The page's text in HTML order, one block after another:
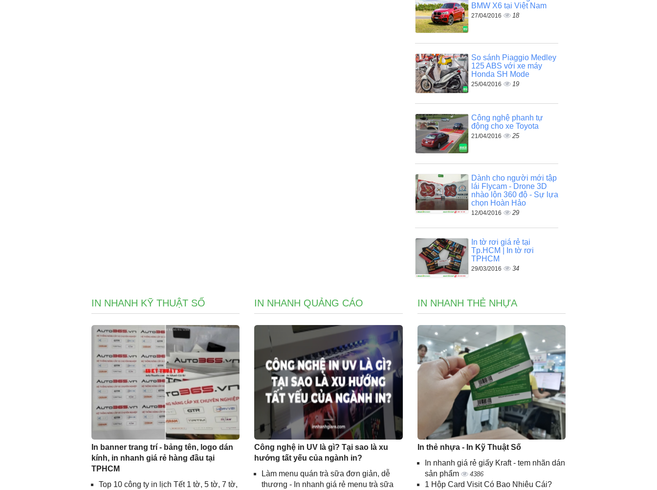
BMW X6 tại Việt Nam
27/04/2016 18
So sánh Piaggio Medley
125 ABS với xe máy
Honda SH Mode
25/04/2016 19
Công nghệ phanh tự
động cho xe Toyota
21/04/2016 25
Dành cho người mới tập
lái Flycam - Drone 3D
nhào lộn 360 độ - Sự lựa
chọn Hoàn Hảo
12/04/2016 29
In tờ rơi giá rẻ tại
Tp.HCM | In tờ rơi
TPHCM
29/03/2016 34
IN NHANH KỸ THUẬT SỐ
In banner trang trí - bảng tên, logo dán
kính, in nhanh giá rẻ hàng đầu tại
TPHCM
Top 10 công ty in lịch Tết 1 tờ, 5 tờ, 7 tờ,
IN NHANH QUẢNG CÁO
Công nghệ in UV là gì? Tại sao là xu
hướng tất yếu của ngành in?
Làm menu quán trà sữa đơn giản, dễ
thương - In nhanh giá rẻ menu trà sữa
IN NHANH THẺ NHỰA
In thẻ nhựa - In Kỹ Thuật Số
In nhanh giá rẻ giấy Kraft - tem nhãn dán
sản phẩm
4386
1 Hộp Card Visit Có Bao Nhiêu Cái?